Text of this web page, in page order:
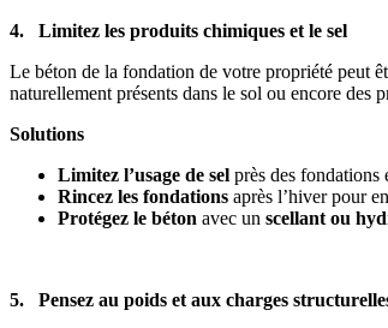
4. Limitez les produits chimiques et le sel
Le béton de la fondation de votre propriété peut
naturellement présents dans le sol ou encore
Solutions
Limitez l’usage de sel près des
Rincez les fondations après l’hiver pour
Protégez le béton avec un scellant ou
5. Pensez au poids et aux charges